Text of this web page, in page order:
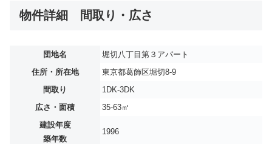
物件詳細 間取り・広さ
団地名
堀切八丁目第３アパート
住所・所在地
東京都葛飾区堀切8-9
間取り
1DK-3DK
広さ・面積
35-63㎡
建設年度
築年数
1996